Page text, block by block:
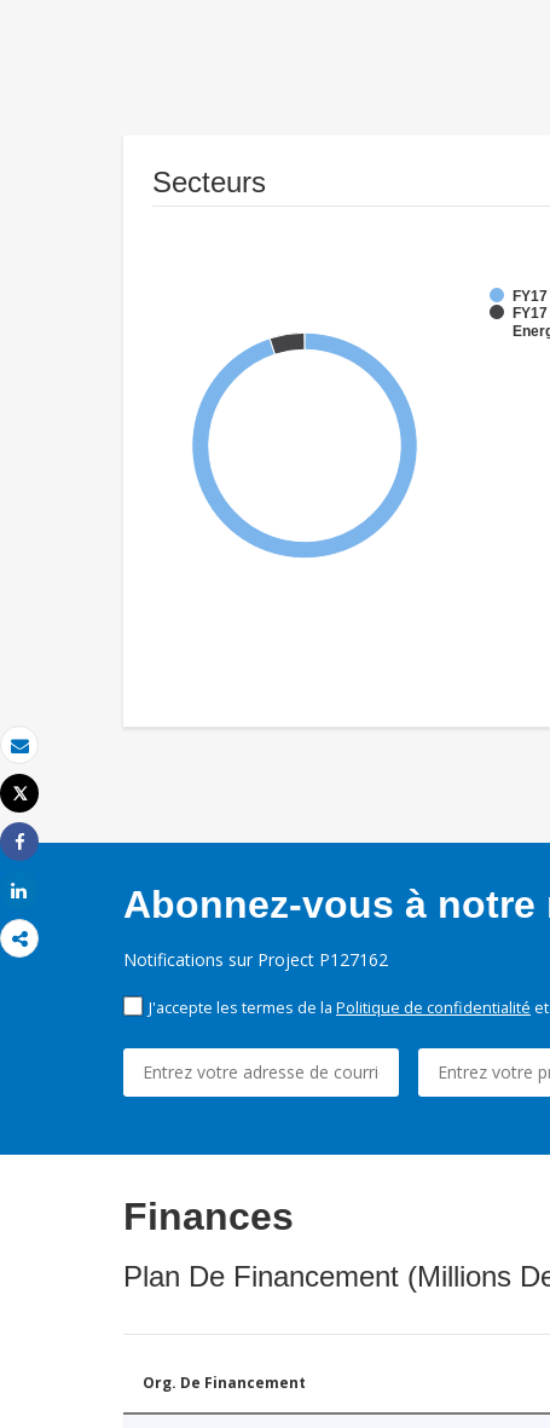
Email
Imprimer
Tweet
Share
Secteurs
Abonnez-vous à
Notifications sur Project P127162
J'accepte les termes de la Politique de confidentialité
Finances
Plan De Financement (Millions
Org. De Financement